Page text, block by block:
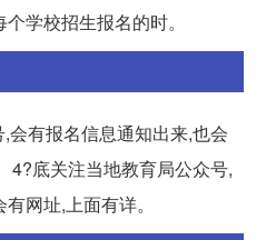
学校招生报名的时。
有报名信息通知出来,也会
4?️底关注当地教育局公众号,
网址,上面有详。